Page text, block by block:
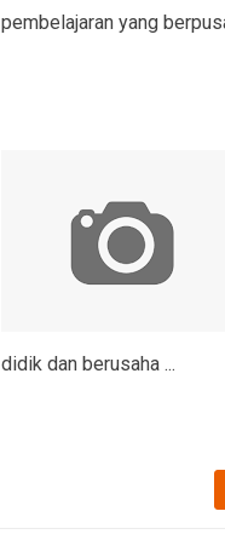
pembelajaran yang
didik dan berusaha ...